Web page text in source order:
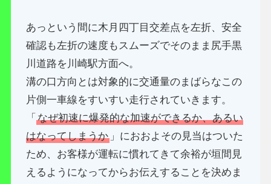
あっという間に木月四丁目交差点を左折、安全
確認も左折の速度もスムーズでそのまま尻手黒
川道路を川崎駅方面へ。
溝の口方向とは対象的に交通量のまばらなこの
片側一車線をすいすい走行されていきます。
「なぜ初速に爆発的な加速ができるか、あるい
はなってしまうか 」におおよその見当はついた
ため、お客様が運転に慣れてきて余裕が垣間見
えるようになってからお伝えすることを決めま